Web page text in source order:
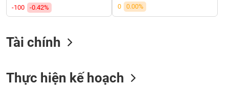
-100
-0.42% 0 0.00%
Tài chính
Thực hiện kế hoạch
Mã
khoán
(-)